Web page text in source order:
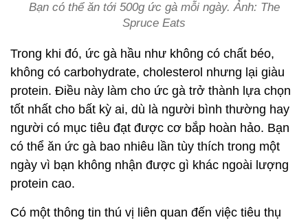
Bạn có thể ăn tới 500g ức gà mỗi ngày. Ảnh: The
Spruce Eats
Trong khi đó, ức gà hầu như không có chất béo,
không có carbohydrate, cholesterol nhưng lại giàu
protein. Điều này làm cho ức gà trở thành lựa chọn
tốt nhất cho bất kỳ ai, dù là người bình thường hay
người có mục tiêu đạt được cơ bắp hoàn hảo. Bạn
có thể ăn ức gà bao nhiêu lần tùy thích trong một
ngày vì bạn không nhận được gì khác ngoài lượng
protein cao.
Có một thông tin thú vị liên quan đến việc tiêu thụ